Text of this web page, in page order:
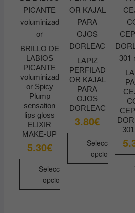
BRILLO DE
LABIOS
PICANTE
voluminizad
or Spicy
Plump
sensation
lips gloss
ELIXIR
MAKE-UP
5.30€
Seleccionar
opciones
LAPIZ
PERFILAD
OR KAJAL
PARA
OJOS
DORLEAC
3.80€
Seleccionar
opciones
–